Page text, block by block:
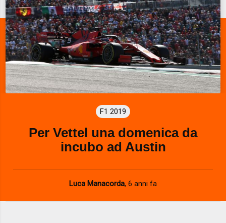
F1 2019
Per Vettel una domenica da
incubo ad Austin
Luca Manacorda, 6 anni fa